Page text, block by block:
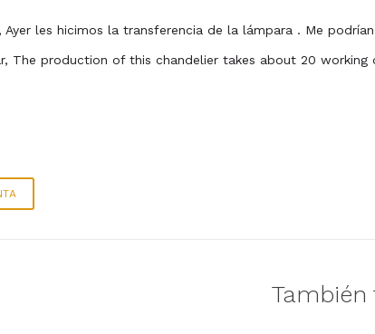
Ayer les hicimos la transferencia de la lámpara . Me
The production of this chandelier takes about 20
También